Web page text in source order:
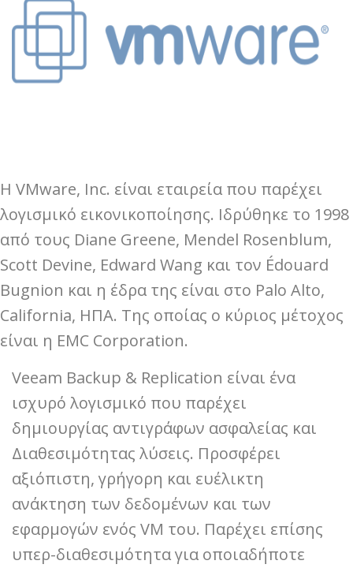
Η VMware, Inc. είναι εταιρεία που παρέχει
λογισμικό εικονικοποίησης. Ιδρύθηκε το 1998
από τους Diane Greene, Mendel Rosenblum,
Scott Devine, Edward Wang και τον Édouard
Bugnion και η έδρα της είναι στο Palo Alto,
California, ΗΠΑ. Της οποίας ο κύριος μέτοχος
είναι η EMC Corporation.
Veeam Backup & Replication είναι ένα
ισχυρό λογισμικό που παρέχει
δημιουργίας αντιγράφων ασφαλείας και
Διαθεσιμότητας λύσεις. Προσφέρει
αξιόπιστη, γρήγορη και ευέλικτη
ανάκτηση των δεδομένων και των
εφαρμογών ενός VM του. Παρέχει επίσης
υπερ-διαθεσιμότητα για οποιαδήποτε